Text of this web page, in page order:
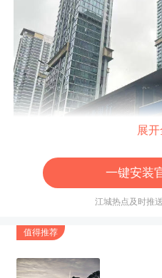
展
一键安装
江城热点及时推
值得推荐